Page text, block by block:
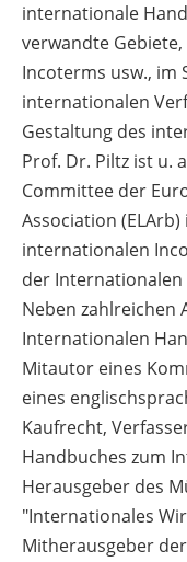
internationale
verwandte
Incoterms usw., im
internationalen
Gestaltung des
Prof. Dr. Piltz ist u.
Committee der
Association
internationalen
der Internationalen
Neben zahlreichen
Internationalen
Mitautor eines
eines
Kaufrecht,
Handbuches zum
Herausgeber des
"Internationales
Mitherausgeber